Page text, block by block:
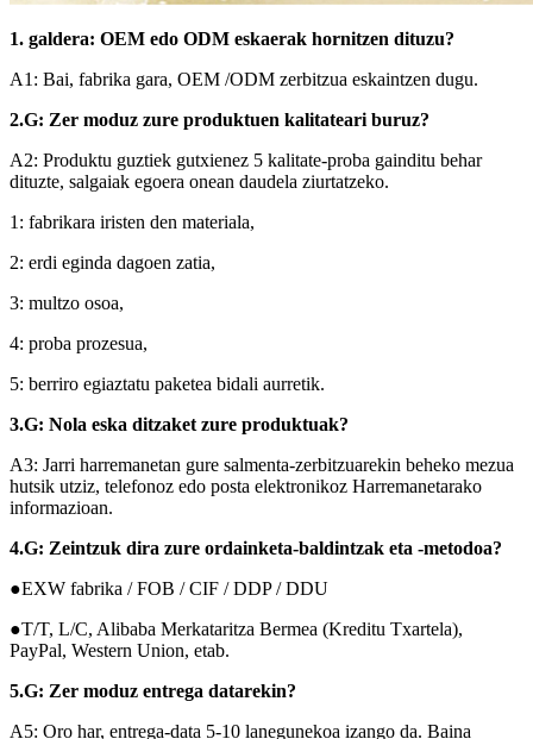
1. galdera: OEM edo ODM eskaerak hornitzen dituzu?
A1: Bai, fabrika gara, OEM /ODM zerbitzua eskaintzen dugu.
2.G: Zer moduz zure produktuen kalitateari buruz?
A2: Produktu guztiek gutxienez 5 kalitate-proba gainditu behar
dituzte, salgaiak egoera onean daudela ziurtatzeko.
1: fabrikara iristen den materiala,
2: erdi eginda dagoen zatia,
3: multzo osoa,
4: proba prozesua,
5: berriro egiaztatu paketea bidali aurretik.
3.G: Nola eska ditzaket zure produktuak?
A3: Jarri harremanetan gure salmenta-zerbitzuarekin beheko mezua
hutsik utziz, telefonoz edo posta elektronikoz Harremanetarako
informazioan.
4.G: Zeintzuk dira zure ordainketa-baldintzak eta -metodoa?
●EXW fabrika / FOB / CIF / DDP / DDU
●T/T, L/C, Alibaba Merkataritza Bermea (Kreditu Txartela),
PayPal, Western Union, etab.
5.G: Zer moduz entrega datarekin?
A5: Oro har, entrega-data 5-10 lanegunekoa izango da. Baina